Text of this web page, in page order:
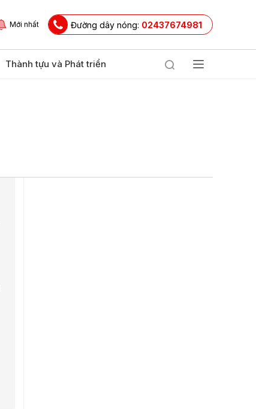
Mới nhất Đường dây nóng: 02437674981
Thành tựu và Phát triển